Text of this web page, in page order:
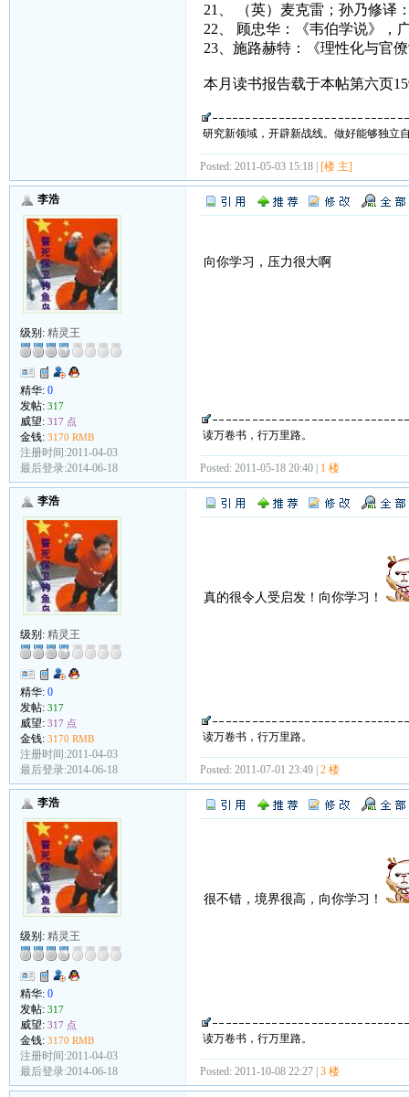
21、 （英）麦克雷；孙乃修译
22、 顾忠华：《韦伯学说》，
23、施路赫特：《理性化与官
本月读书报告载于本帖第六页
研究新领域，开辟新战线。做好能够独立
Posted: 2011-05-03 15:18 | [楼 主]
李浩
级别: 精灵王
精华: 0
发帖: 317
威望: 317 点
金钱: 3170 RMB
注册时间:2011-04-03
最后登录:2014-06-18
向你学习，压力很大啊
读万卷书，行万里路。
Posted: 2011-05-18 20:40 | 1 楼
李浩
级别: 精灵王
精华: 0
发帖: 317
威望: 317 点
金钱: 3170 RMB
注册时间:2011-04-03
最后登录:2014-06-18
真的很令人受启发！向你学习！
读万卷书，行万里路。
Posted: 2011-07-01 23:49 | 2 楼
李浩
级别: 精灵王
精华: 0
发帖: 317
威望: 317 点
金钱: 3170 RMB
注册时间:2011-04-03
最后登录:2014-06-18
很不错，境界很高，向你学习！
读万卷书，行万里路。
Posted: 2011-10-08 22:27 | 3 楼